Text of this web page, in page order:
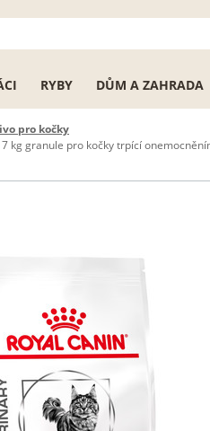
RYBY DŮM A ZAHRADA
pro kočky
kg granule pro kočky trpící